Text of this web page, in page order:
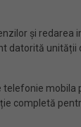
și redarea
datorită unității
mobila
completă